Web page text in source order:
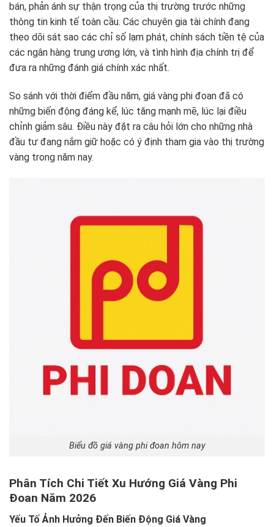
bán, phản ánh sự thận trọng của thị trường trước những
thông tin kinh tế toàn cầu. Các chuyên gia tài chính đang
theo dõi sát sao các chỉ số lạm phát, chính sách tiền tệ của
các ngân hàng trung ương lớn, và tình hình địa chính trị để
đưa ra những đánh giá chính xác nhất.
So sánh với thời điểm đầu năm, giá vàng phi đoan đã có
những biến động đáng kể, lúc tăng mạnh mẽ, lúc lại điều
chỉnh giảm sâu. Điều này đặt ra câu hỏi lớn cho những nhà
đầu tư đang nắm giữ hoặc có ý định tham gia vào thị trường
vàng trong năm nay.
Biểu đồ giá vàng phi đoan hôm nay
Phân Tích Chi Tiết Xu Hướng Giá Vàng Phi
Đoan Năm 2026
Yếu Tố Ảnh Hưởng Đến Biến Động Giá Vàng